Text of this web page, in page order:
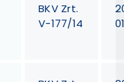
BKV Zrt.
V-177/14